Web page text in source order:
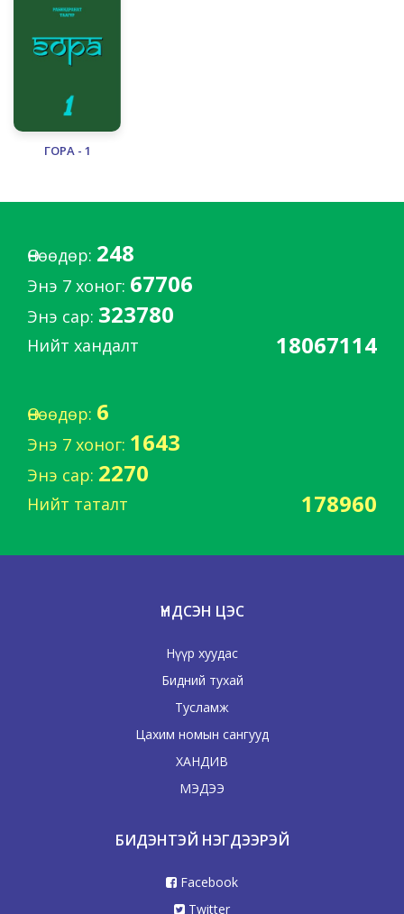
ГОРА - 1
Өнөөдөр: 248
Энэ 7 хоног: 67706
Энэ сар: 323780
Нийт хандалт 18067114
Өнөөдөр: 6
Энэ 7 хоног: 1643
Энэ сар: 2270
Нийт таталт 178960
ҮНДСЭН ЦЭС
Нүүр хуудас
Бидний тухай
Тусламж
Цахим номын сангууд
ХАНДИВ
МЭДЭЭ
БИДЭНТЭЙ НЭГДЭЭРЭЙ
Facebook
Twitter